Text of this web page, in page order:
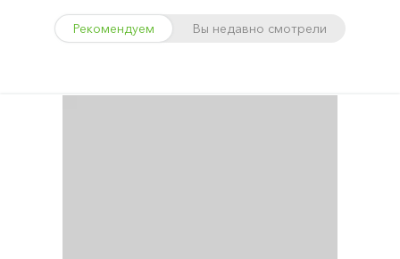
Рекомендуем Вы недавно смотрели